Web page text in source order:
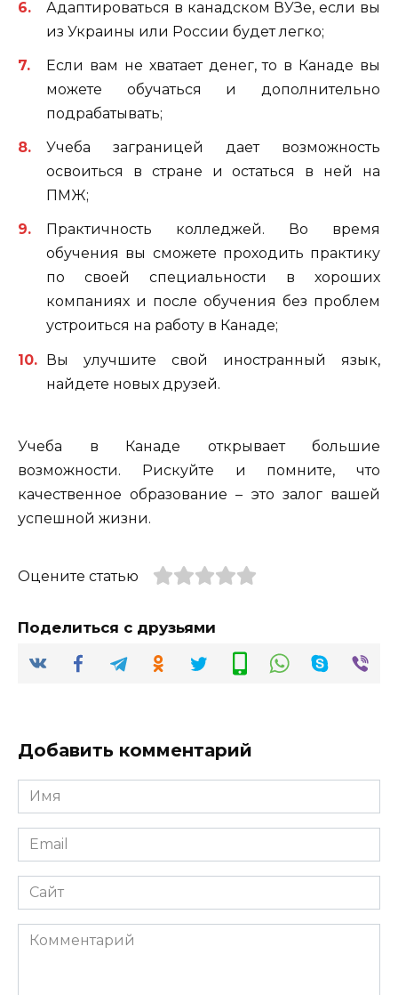
Адаптироваться в канадском ВУЗе, если вы
из Украины или России будет легко;
Если вам не хватает денег, то в Канаде вы
можете обучаться и дополнительно
подрабатывать;
Учеба заграницей дает возможность
освоиться в стране и остаться в ней на
ПМЖ;
Практичность колледжей. Во время
обучения вы сможете проходить практику
по своей специальности в хороших
компаниях и после обучения без проблем
устроиться на работу в Канаде;
Вы улучшите свой иностранный язык,
найдете новых друзей.
Учеба в Канаде открывает большие
возможности. Рискуйте и помните, что
качественное образование – это залог вашей
успешной жизни.
Оцените статью
Поделиться с друзьями
Добавить комментарий
Имя
*
Email
*
Сайт
Комментарий